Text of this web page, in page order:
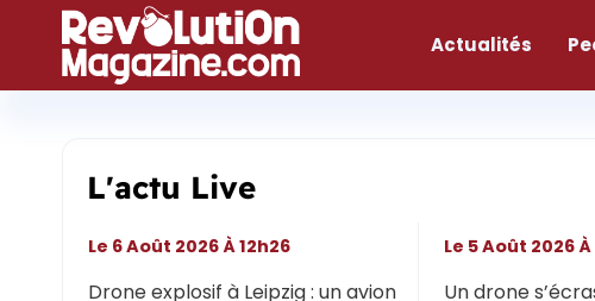
contenu
Actualités
L'actu Live
Drone explosif à Leipzig : un avion
Le 6 Août 2026 À 12h26
Un drone
Le 5 Août 2026